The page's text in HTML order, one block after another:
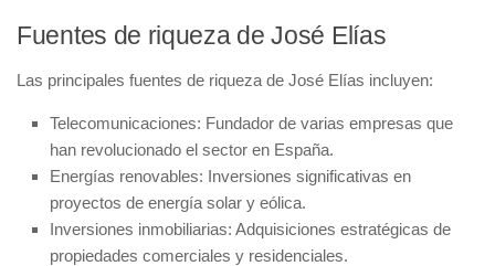
Fuentes de riqueza de José Elías
Las principales fuentes de riqueza de José Elías incluyen:
Telecomunicaciones: Fundador de varias empresas que
han revolucionado el sector en España.
Energías renovables: Inversiones significativas en
proyectos de energía solar y eólica.
Inversiones inmobiliarias: Adquisiciones estratégicas de
propiedades comerciales y residenciales.